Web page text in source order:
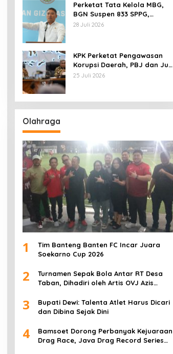
Perketat Tata Kelola MBG,
BGN Suspen 833 SPPG,
Ratusan Di Antaranya
28 Juli 2026
KPK Perketat Pengawasan
Korupsi Daerah, PBJ dan Jual
Beli Jabatan Jadi Target
25 Juli 2026
Olahraga
1
Tim Banteng Banten FC Incar Juara
Soekarno Cup 2026
2
Turnamen Sepak Bola Antar RT Desa
Taban, Dihadiri oleh Artis OVJ Azis
3
Bupati Dewi: Talenta Atlet Harus Dicari
dan Dibina Sejak Dini
4
Bamsoet Dorong Perbanyak Kejuaraan
Drag Race, Java Drag Record Series